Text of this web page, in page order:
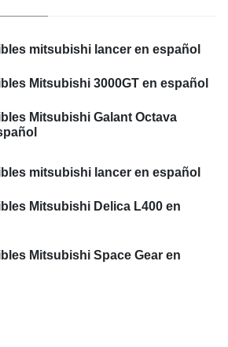
mitsubishi lancer en español
Mitsubishi 3000GT en español
Mitsubishi Galant Octava
mitsubishi lancer en español
Mitsubishi Delica L400 en
Mitsubishi Space Gear en